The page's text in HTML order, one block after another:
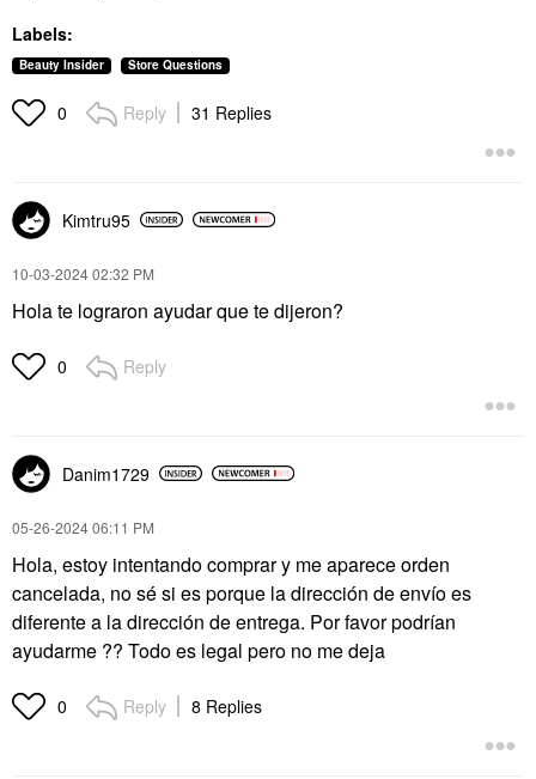
Labels:
Beauty Insider Store Questions
0 Reply 31 Replies
Kimtru95
‎10-03-202402:32 PM
Hola te lograron ayudar que te dijeron?
0 Reply
Danim1729
‎05-26-202406:11 PM
Hola, estoy intentando comprar y me aparece orden
cancelada, no sé si es porque la dirección de envío es
diferente a la dirección de entrega. Por favor podrían
ayudarme ?? Todo es legal pero no me deja
0 Reply 8 Replies